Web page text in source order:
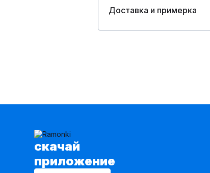
Доставка и примерка
cкачай
приложение